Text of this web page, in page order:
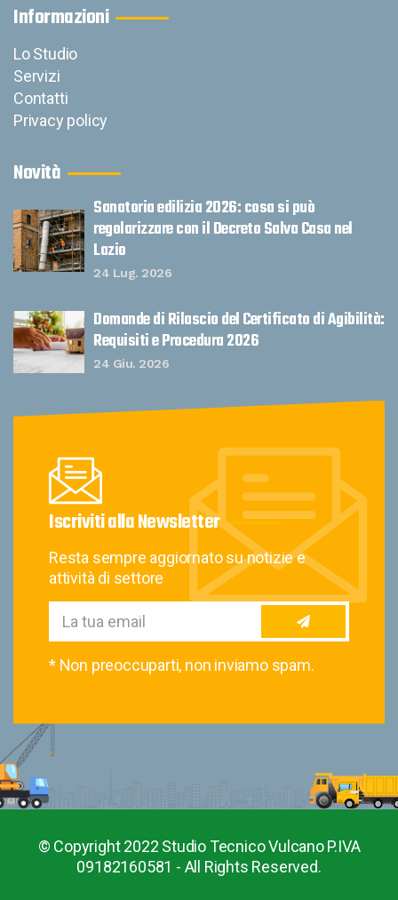
Informazioni
Lo Studio
Servizi
Contatti
Privacy policy
Novità
Sanatoria edilizia 2026: cosa si può
regolarizzare con il Decreto Salva Casa nel
Lazio
24 Lug. 2026
Domande di Rilascio del Certificato di Agibilità:
Requisiti e Procedura 2026
24 Giu. 2026
Iscriviti alla Newsletter
Resta sempre aggiornato su notizie e
attività di settore
* Non preoccuparti, non inviamo spam.
© Copyright 2022 Studio Tecnico Vulcano P.IVA
09182160581 - All Rights Reserved.